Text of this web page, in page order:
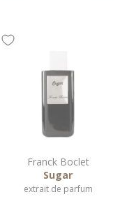
Franck Boclet
Sugar
extrait de parfum